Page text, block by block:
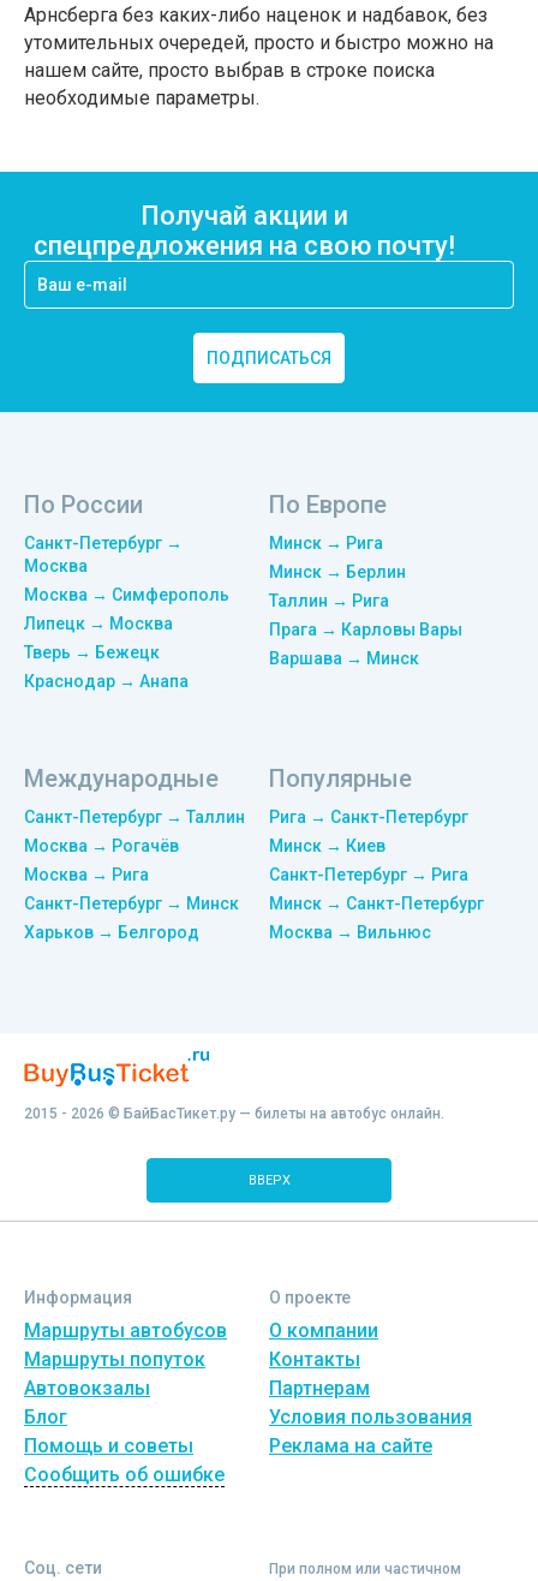
Арнсберга без каких-либо наценок и надбавок, без
утомительных очередей, просто и быстро можно на
нашем сайте, просто выбрав в строке поиска
необходимые параметры.
Получай акции и
спецпредложения на свою почту!
ПОДПИСАТЬСЯ
По России
Санкт-Петербург →
Москва
Москва → Симферополь
Липецк → Москва
Тверь → Бежецк
Краснодар → Анапа
По Европе
Минск → Рига
Минск → Берлин
Таллин → Рига
Прага → Карловы Вары
Варшава → Минск
Международные
Санкт-Петербург → Таллин
Москва → Рогачёв
Москва → Рига
Санкт-Петербург → Минск
Харьков → Белгород
Популярные
Рига → Санкт-Петербург
Минск → Киев
Санкт-Петербург → Рига
Минск → Санкт-Петербург
Москва → Вильнюс
2015 - 2026 © БайБасТикет.ру — билеты на автобус онлайн.
ВВЕРХ
Информация
Маршруты автобусов
Маршруты попуток
Автовокзалы
Блог
Помощь и советы
Сообщить об ошибке
О проекте
О компании
Контакты
Партнерам
Условия пользования
Реклама на сайте
Соц. сети При полном или частичном